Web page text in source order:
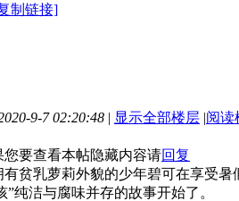
制链接]
9-7 02:20:48 | 显示全部楼层 |阅读
您要查看本帖隐藏内容请回复
有贫乳萝莉外貌的少年碧可在享受
”纯洁与腐味并存的故事开始了。